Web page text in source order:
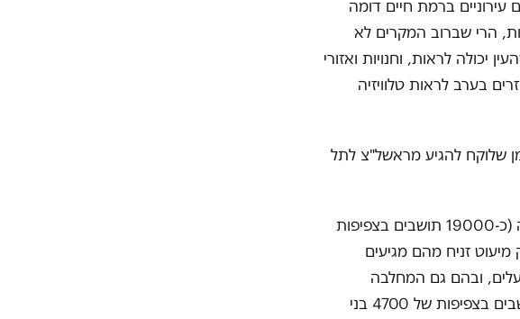
עירוניים ברמת חיים דומה
הרי שברוב המקרים לא
יכולה לראות, וחנויות ואזורי
בערב לראות טלוויזיה
שלוקח להגיע מראשל"צ לתל
אזור התעשייה באר טוביה שייך למועצה האזורית באר טוביה (כ-19000 תושבים בצפיפות
מיעוט זניח מהם מגיעים
ובהם גם המחלבה
הגדולה של גלידות נסטלה, גרים בקרית מלאכי (21,500 תושבים בצפיפות של 4700 בני